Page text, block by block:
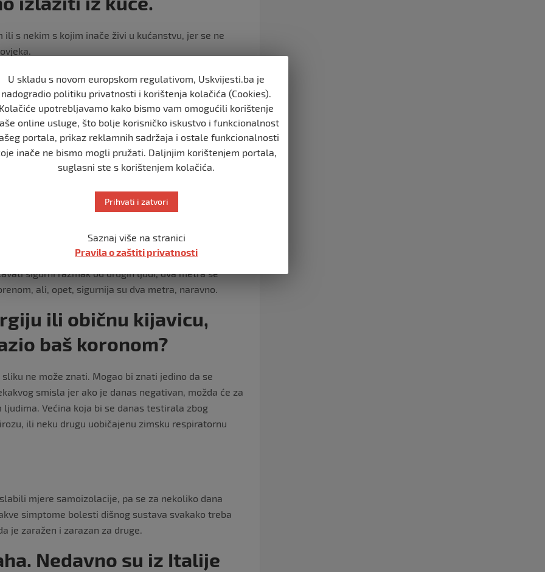
s nekim s kojim inače živi u kućanstvu, jer se ne
i da mi
dolazi do zaraze?
što praktički spada u direktan kontakt kao i
nosa ili usta slete na lice druge osobe, ili se prenosi
netko dirao, ako je recimo kašljao u dlan pa onda
na predmete, onda netko drugi dira te predmete pa
može šetati sam vani, samo da ne dođe u bliski
zaražen. Bilo kakav bliski kontakt s bilo kojom
– predstavlja rizik. Zato je glavna mjera u
sigurni razmak od drugih ljudi, dva metra se
ali, opet, sigurnija su dva metra, naravno.
ili običnu kijavicu,
baš koronom?
ne može znati. Mogao bi znati jedino da se
smisla jer ako je danas negativan, možda će za
Većina koja bi se danas testirala zbog
ili neku drugu uobičajenu zimsku respiratornu
mjere samoizolacije, pa se za nekoliko dana
simptome bolesti dišnog sustava svakako treba
je zaražen i zarazan za druge.
Nedavno su iz Italije
U skladu s novom europskom regulativom, Uskvijesti.ba je
nadogradio politiku privatnosti i korištenja kolačića (Cookies).
Kolačiće upotrebljavamo kako bismo vam omogućili korištenje
online usluge, što bolje korisničko iskustvo i funkcionalnost
portala, prikaz reklamnih sadržaja i ostale funkcionalnosti
inače ne bismo mogli pružati. Daljnjim korištenjem portala,
suglasni ste s korištenjem kolačića.
Prihvati i zatvori
Saznaj više na stranici
Pravila o zaštiti privatnosti